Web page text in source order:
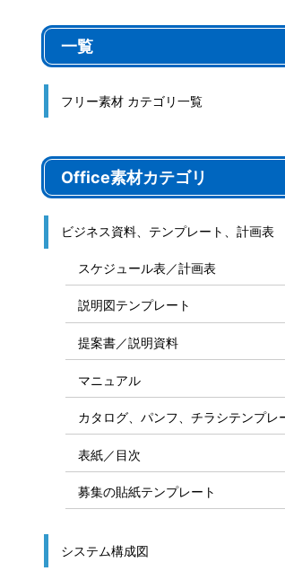
一覧
フリー素材 カテゴリ一覧
Office素材カテゴリ
ビジネス資料、テンプレート、計画表
スケジュール表／計画表
説明図テンプレート
提案書／説明資料
マニュアル
カタログ、パンフ、チラシテンプレ
表紙／目次
募集の貼紙テンプレート
システム構成図